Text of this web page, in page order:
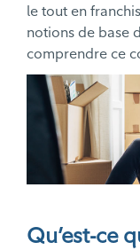
le tout en
notions de base
comprendre ce
Qu’est-ce